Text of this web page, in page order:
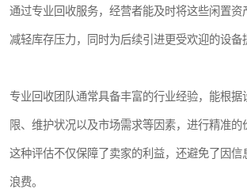
通过专业回收服务，经营者能及时将这些闲置资
减轻库存压力，同时为后续引进更受欢迎的设备
专业回收团队通常具备丰富的行业经验，能根据
限、维护状况以及市场需求等因素，进行精准的
这种评估不仅保障了卖家的利益，还避免了因信
浪费。